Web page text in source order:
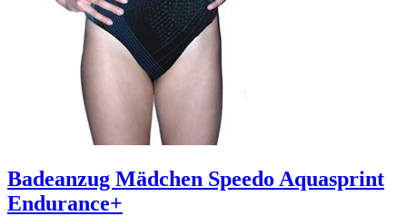
Badeanzug Mädchen Speedo Aquasprint
Endurance+